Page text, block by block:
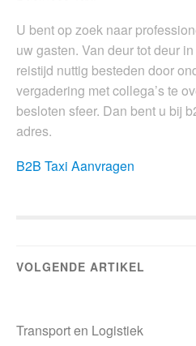
U bent op zoek naar
uw gasten. Van deur tot deur
reistijd nuttig besteden door
vergadering met collega’s te
besloten sfeer. Dan bent u bij
adres.
B2B Taxi Aanvragen
VOLGENDE ARTIKEL
Transport en Logistiek